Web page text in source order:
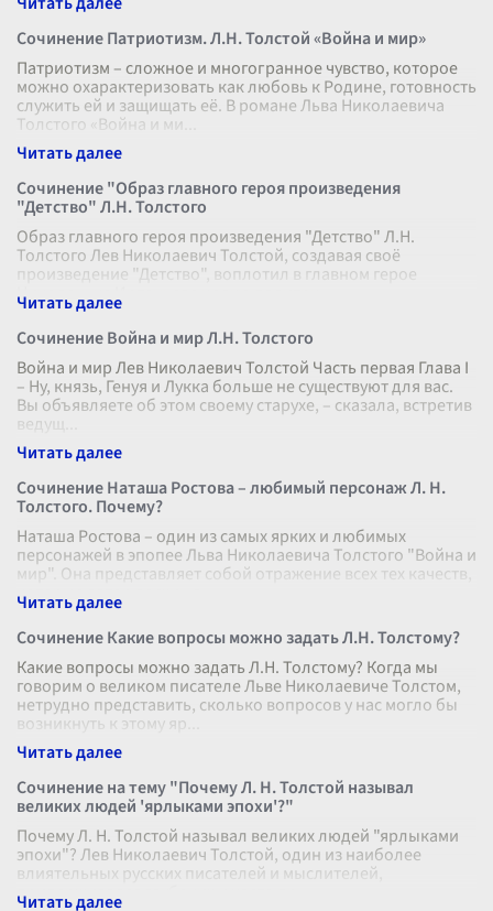
Сочинение Патриотизм. Л.Н. Толстой «Война и мир»
Патриотизм – сложное и многогранное чувство, которое
можно охарактеризовать как любовь к Родине, готовность
служить ей и защищать её. В романе Льва Николаевича
Толстого «Война и ми
Сочинение "Образ главного героя произведения
"Детство" Л.Н. Толстого
Образ главного героя произведения "Детство" Л.Н.
Толстого Лев Николаевич Толстой, создавая своё
произведение "Детство", воплотил в главном герое
Николеньке Иртеньеве целую палитру
Сочинение Война и мир Л.Н. Толстого
Война и мир Лев Николаевич Толстой Часть первая Глава I
– Ну, князь, Генуя и Лукка больше не существуют для вас.
Вы объявляете об этом своему старухе, – сказала, встретив
ведущ
Сочинение Наташа Ростова – любимый персонаж Л. Н.
Толстого. Почему?
Наташа Ростова – один из самых ярких и любимых
персонажей в эпопее Льва Николаевича Толстого "Война и
мир". Она представляет собой отражение всех тех качеств,
которые автор восхища
Сочинение Какие вопросы можно задать Л.Н. Толстому?
Какие вопросы можно задать Л.Н. Толстому? Когда мы
говорим о великом писателе Льве Николаевиче Толстом,
нетрудно представить, сколько вопросов у нас могло бы
возникнуть к этому яр
Сочинение на тему "Почему Л. Н. Толстой называл
великих людей 'ярлыками эпохи'?"
Почему Л. Н. Толстой называл великих людей "ярлыками
эпохи"? Лев Николаевич Толстой, один из наиболее
влиятельных русских писателей и мыслителей,
придерживался глубоких и часто пр